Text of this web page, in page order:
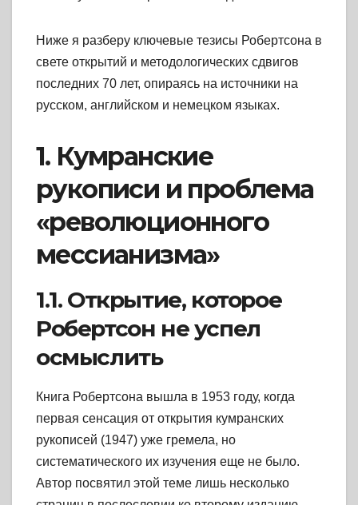
Ниже я разберу ключевые тезисы Робертсона в
свете открытий и методологических сдвигов
последних 70 лет, опираясь на источники на
русском, английском и немецком языках.
1. Кумранские
рукописи и проблема
«революционного
мессианизма»
1.1. Открытие, которое
Робертсон не успел
осмыслить
Книга Робертсона вышла в 1953 году, когда
первая сенсация от открытия кумранских
рукописей (1947) уже гремела, но
систематического их изучения еще не было.
Автор посвятил этой теме лишь несколько